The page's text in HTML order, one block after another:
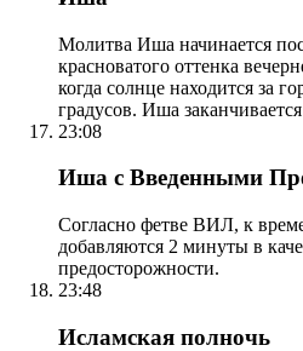
Молитва Иша начинается
красноватого оттенка
когда солнце находится за
градусов. Иша
23:08
Иша с Введенными
Согласно фетве ВИЛ, к
добавляются 2 минуты в
предосторожности.
23:48
Исламская полночь